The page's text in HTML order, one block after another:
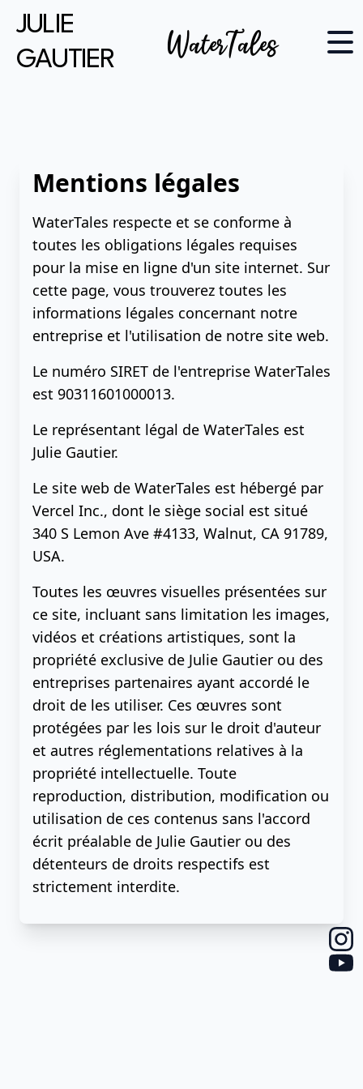
JULIE
GAUTIER
WaterTales
Mentions légales
WaterTales respecte et se conforme à
toutes les obligations légales requises
pour la mise en ligne d'un site internet. Sur
cette page, vous trouverez toutes les
informations légales concernant notre
entreprise et l'utilisation de notre site web.
Le numéro SIRET de l'entreprise WaterTales
est 90311601000013.
Le représentant légal de WaterTales est
Julie Gautier.
Le site web de WaterTales est hébergé par
Vercel Inc., dont le siège social est situé
340 S Lemon Ave #4133, Walnut, CA 91789,
USA.
Toutes les œuvres visuelles présentées sur
ce site, incluant sans limitation les images,
vidéos et créations artistiques, sont la
propriété exclusive de Julie Gautier ou des
entreprises partenaires ayant accordé le
droit de les utiliser. Ces œuvres sont
protégées par les lois sur le droit d'auteur
et autres réglementations relatives à la
propriété intellectuelle. Toute
reproduction, distribution, modification ou
utilisation de ces contenus sans l'accord
écrit préalable de Julie Gautier ou des
détenteurs de droits respectifs est
strictement interdite.